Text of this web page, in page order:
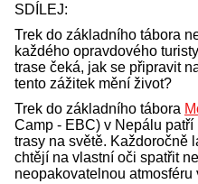
SDÍLEJ:
Trek do základního tábora
každého opravdového
trase čeká, jak se připravit
tento zážitek mění život?
Trek do základního tábora
Camp - EBC) v Nepálu
trasy na světě. Každoročně
chtějí na vlastní oči spatřit
neopakovatelnou